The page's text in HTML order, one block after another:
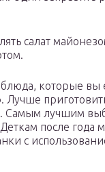
салат
которые вы
Самым лучшим
после года
с